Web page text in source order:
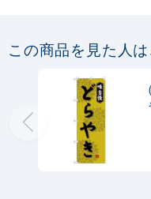
1.6～3m
売り切れ中
定番のぼ
1.6～3m
この商品を見た人